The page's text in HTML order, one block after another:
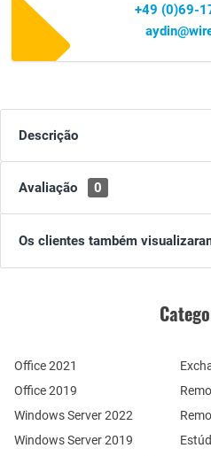
+49 (0)69-
Descrição
Avaliação 0
Os clientes também
Office 2021
Office 2019
Windows Server 2022
Windows Server 2019